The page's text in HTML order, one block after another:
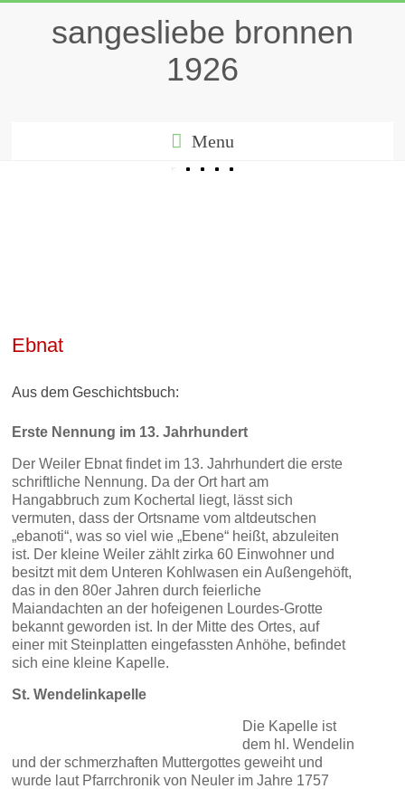
sangesliebe bronnen
1926
Menu
Ebnat
Aus dem Geschichtsbuch:
Erste Nennung im 13. Jahrhundert
Der Weiler Ebnat findet im 13. Jahrhundert die erste
schriftliche Nennung. Da der Ort hart am
Hangabbruch zum Kochertal liegt, lässt sich
vermuten, dass der Ortsname vom altdeutschen
„ebanoti“, was so viel wie „Ebene“ heißt, abzuleiten
ist. Der kleine Weiler zählt zirka 60 Einwohner und
besitzt mit dem Unteren Kohlwasen ein Außengehöft,
das in den 80er Jahren durch feierliche
Maiandachten an der hofeigenen Lourdes-Grotte
bekannt geworden ist. In der Mitte des Ortes, auf
einer mit Steinplatten eingefassten Anhöhe, befindet
sich eine kleine Kapelle.
St. Wendelinkapelle
Die Kapelle ist
dem hl. Wendelin
und der schmerzhaften Muttergottes geweiht und
wurde laut Pfarrchronik von Neuler im Jahre 1757